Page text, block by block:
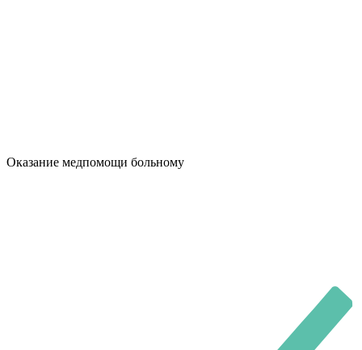
Оказание медпомощи больному